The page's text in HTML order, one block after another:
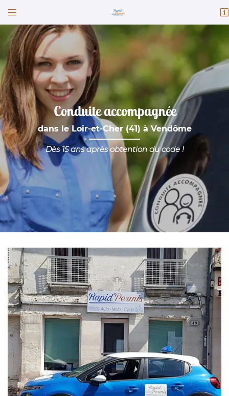


41100 Vendôme
02 54 77 30 23
 Adresse email de réception
Code Captcha
Rafraîchir le captcha
En cochant cette case, vous consentez à recevoir nos propositions commerciales
Inscription
Conduite accompagnée
dans le Loir-et-Cher (41) à Vendôme
Dès 15 ans après obtention du code !